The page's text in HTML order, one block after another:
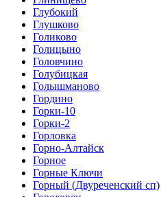
Глубокий
Глушково
Голиково
Голицыно
Головчино
Голубицкая
Голышманово
Гордино
Горки-10
Горки-2
Горловка
Горно-Алтайск
Горное
Горные Ключи
Горный (Двуреченский сп)